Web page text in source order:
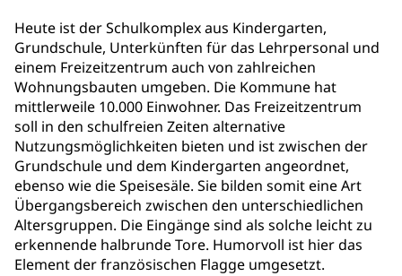
Heute ist der Schulkomplex aus Kindergarten,
Grundschule, Unterkünften für das Lehrpersonal und
einem Freizeitzentrum auch von zahlreichen
Wohnungsbauten umgeben. Die Kommune hat
mittlerweile 10.000 Einwohner. Das Freizeitzentrum
soll in den schulfreien Zeiten alternative
Nutzungsmöglichkeiten bieten und ist zwischen der
Grundschule und dem Kindergarten angeordnet,
ebenso wie die Speisesäle. Sie bilden somit eine Art
Übergangsbereich zwischen den unterschiedlichen
Altersgruppen. Die Eingänge sind als solche leicht zu
erkennende halbrunde Tore. Humorvoll ist hier das
Element der französischen Flagge umgesetzt.